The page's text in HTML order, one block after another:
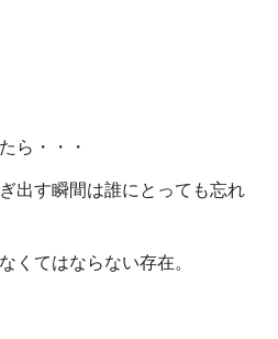
ら・・・
出す瞬間は誰にとっても忘れ
くてはならない存在。